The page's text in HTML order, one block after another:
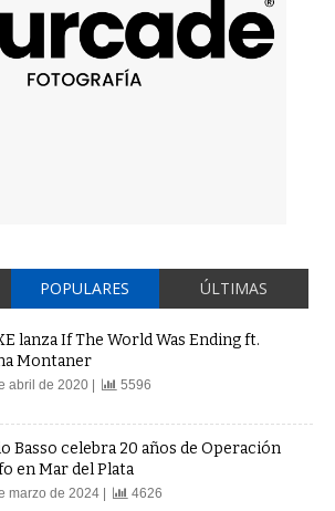
POPULARES ÚLTIMAS
Montaner
abril de 2020 |
Basso celebra 20 años de Operación
en Mar del Plata
marzo de 2024 | 4626